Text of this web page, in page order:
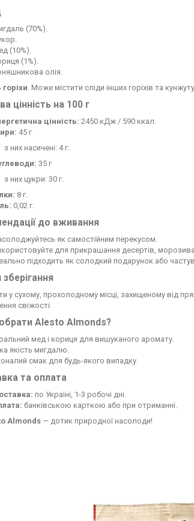
(70%).
(10%).
(1%).
олія.
горіхи . Може містити сліди інших горіхів та кунжуту.
цінність на 100 г
цінність: 2450 кДж / 590 ккал.
45 г
з них насичені: 4 г.
35 г
з них цукри: 30 г.
8 г.
0,02 г.
до вживання
як самостійним перекусом.
для прикрашання десертів, морозива
підходить як солодкий подарунок або
у сухому, прохолодному місці, захищеному від
свіжості.
Alesto Almonds?
мед і кориця для вишуканого аромату.
якість мигдалю.
смак для будь-якого випадку.
та оплата
по Україні, 1-3 робочі дні.
банківською карткою або при отриманні.
Almonds — дотик природної насолоди!